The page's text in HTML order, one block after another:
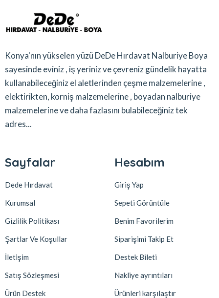
Konya'nın yükselen yüzü DeDe Hırdavat Nalburiye Boya
sayesinde eviniz , iş yeriniz ve çevreniz gündelik hayatta
kullanabileceğiniz el aletlerinden çeşme malzemelerine ,
elektirikten, korniş malzemelerine , boyadan nalburiye
malzemelerine ve daha fazlasını bulabileceğiniz tek
adres...
Sayfalar
Dede Hırdavat
Kurumsal
Gizlilik Politikası
Şartlar Ve Koşullar
İletişim
Satış Sözleşmesi
Ürün Destek
Hesabım
Giriş Yap
Sepeti Görüntüle
Benim Favorilerim
Siparişimi Takip Et
Destek Bileti
Nakliye ayrıntıları
Ürünleri karşılaştır